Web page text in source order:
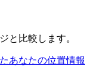
と比較します。
あなたの位置情報